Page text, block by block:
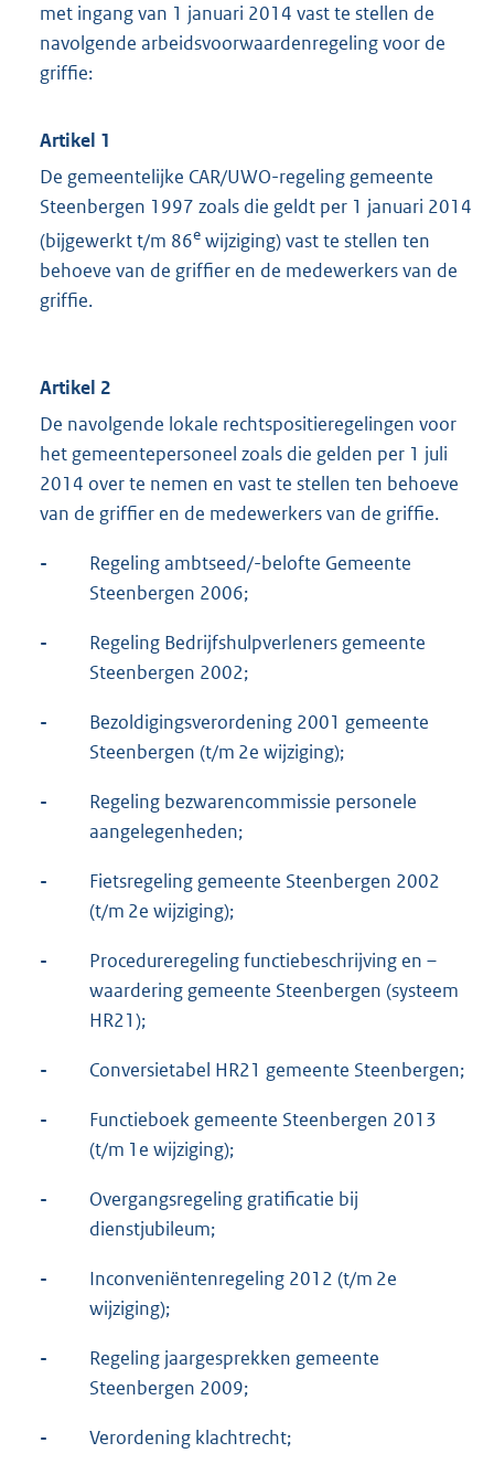
met ingang van 1 januari 2014 vast te stellen de
navolgende arbeidsvoorwaardenregeling voor de
griffie:
Artikel 1
De gemeentelijke CAR/UWO-regeling gemeente
Steenbergen 1997 zoals die geldt per 1 januari 2014
(bijgewerkt t/m 86e wijziging) vast te stellen ten
behoeve van de griffier en de medewerkers van de
griffie.
Artikel 2
De navolgende lokale rechtspositieregelingen voor
het gemeentepersoneel zoals die gelden per 1 juli
2014 over te nemen en vast te stellen ten behoeve
van de griffier en de medewerkers van de griffie.
-
Regeling ambtseed/-belofte Gemeente
Steenbergen 2006;
-
Regeling Bedrijfshulpverleners gemeente
Steenbergen 2002;
-
Bezoldigingsverordening 2001 gemeente
Steenbergen (t/m 2e wijziging);
-
Regeling bezwarencommissie personele
aangelegenheden;
-
Fietsregeling gemeente Steenbergen 2002
(t/m 2e wijziging);
-
Procedureregeling functiebeschrijving en –
waardering gemeente Steenbergen (systeem
HR21);
- Conversietabel HR21 gemeente Steenbergen;
-
Functieboek gemeente Steenbergen 2013
(t/m 1e wijziging);
-
Overgangsregeling gratificatie bij
dienstjubileum;
-
Inconveniëntenregeling 2012 (t/m 2e
wijziging);
-
Regeling jaargesprekken gemeente
Steenbergen 2009;
- Verordening klachtrecht;